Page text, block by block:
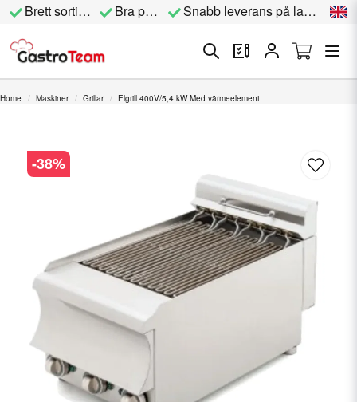
Brett sortiment Bra priser Snabb leverans på lagervara
Home Maskiner Grillar Elgrill 400V/5,4 kW Med värmeelement
-38%